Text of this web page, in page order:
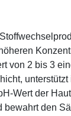
von 2 bis 3
unterstützt
Wert der
bewahrt den